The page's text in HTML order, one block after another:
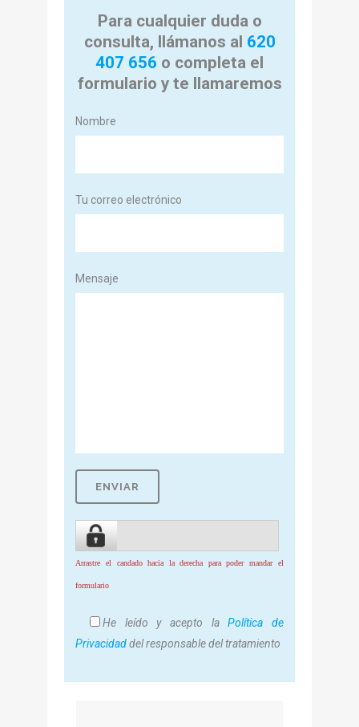
Para cualquier duda o
consulta, llámanos al 620
407 656 o completa el
formulario y te llamaremos
Nombre
Tu correo electrónico
Mensaje
Arrastre el candado hacia la derecha para poder mandar el
formulario
He leído y acepto laPolítica de
Privacidaddel responsable del tratamiento